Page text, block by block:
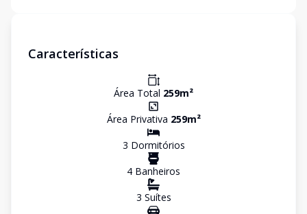
Características
Área Total 259m²
Área Privativa 259m²
3 Dormitórios
4 Banheiros
3 Suítes